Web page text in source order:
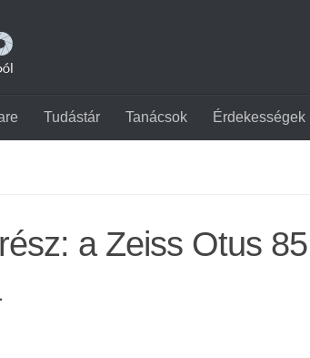
Tudástár Tanácsok Érdekességek
a Zeiss Otus